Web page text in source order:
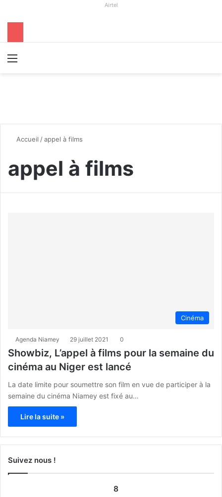
Airtel
Accueil /appel à films
appel à films
Cinéma
Agenda Niamey 29 juillet 2021 0
Showbiz, L’appel à films pour la semaine du
cinéma au Niger est lancé
La date limite pour soumettre son film en vue de participer à la
semaine du cinéma Niamey est fixé au…
Lire la suite »
Suivez nous !
8